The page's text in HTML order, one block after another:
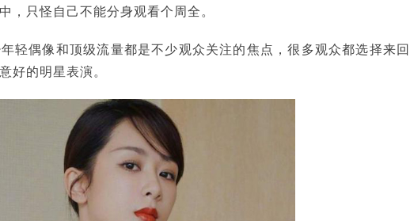
，只怪自己不能分身观看个周全。
轻偶像和顶级流量都是不少观众关注的焦点，很多观众都选择来回
好的明星表演。